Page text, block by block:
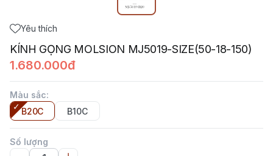
Yêu thích
KÍNH GỌNG MOLSION MJ5019-SIZE(50-18-150)
1.680.000đ
Màu sắc:
B20C
B10C
Số lượng